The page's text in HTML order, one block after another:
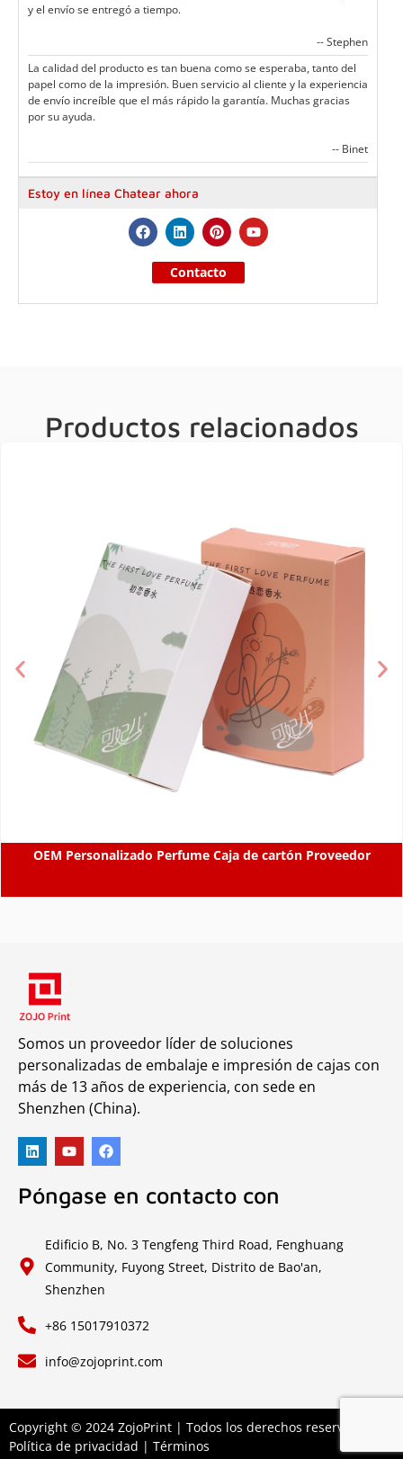
y el envío se entregó a tiempo.
-- Stephen
La calidad del producto es tan buena como se esperaba, tanto del
papel como de la impresión. Buen servicio al cliente y la experiencia
de envío increíble que el más rápido la garantía. Muchas gracias
por su ayuda.
-- Binet
Estoy en línea Chatear ahora
Contacto
Productos relacionados
OEM Personalizado Perfume Caja de cartón Proveedor
Somos un proveedor líder de soluciones
personalizadas de embalaje e impresión de cajas con
más de 13 años de experiencia, con sede en
Shenzhen (China).
Póngase en contacto con
Edificio B, No. 3 Tengfeng Third Road, Fenghuang
Community, Fuyong Street, Distrito de Bao'an,
Shenzhen
+86 15017910372
info@zojoprint.com
Copyright © 2024 ZojoPrint | Todos los derechos reservados.|
Política de privacidad | Términos